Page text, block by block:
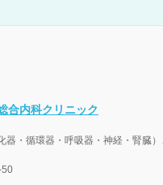
合内科クリニック
器・循環器・呼吸器・神経・腎臓
50